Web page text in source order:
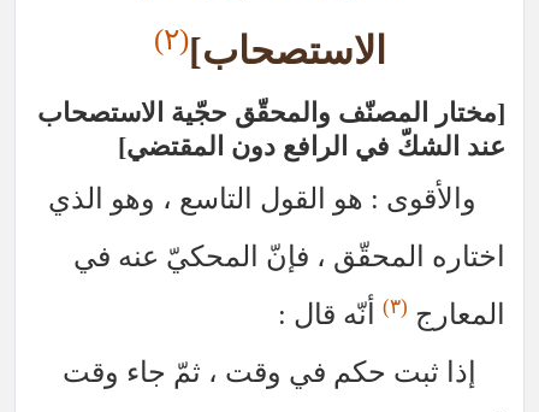
الاستصحاب](٢)
مختار المصنّف والمحقّق حجّية الاستصحاب
عند الشكّ في الرافع دون المقتضي
والأقوى : هو القول التاسع ، وهو الذي
اختاره المحقّق ، فإنّ المحكيّ عنه في
المعارج (٣)
أنّه قال :
إذا ثبت حكم في وقت ، ثمّ جاء وقت